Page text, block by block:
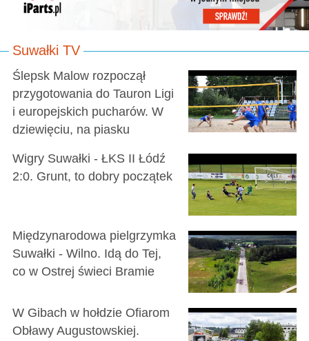
Suwałki TV
Ślepsk Malow rozpoczął
przygotowania do Tauron Ligi
i europejskich pucharów. W
dziewięciu, na piasku
Wigry Suwałki - ŁKS II Łódź
2:0. Grunt, to dobry początek
Międzynarodowa pielgrzymka
Suwałki - Wilno. Idą do Tej,
co w Ostrej świeci Bramie
W Gibach w hołdzie Ofiarom
Obławy Augustowskiej.